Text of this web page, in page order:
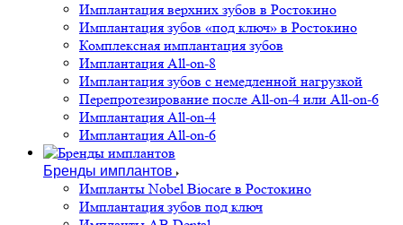
Имплантация верхних зубов в Ростокино
Имплантация зубов «под ключ» в Ростокино
Комплексная имплантация зубов
Имплантация All-on-8
Имплантация зубов с немедленной нагрузкой
Перепротезирование после All-on-4 или All-on-6
Имплантация All-on-4
Имплантация All-on-6
Бренды имплантов
Импланты Nobel Biocare в Ростокино
Имплантация зубов под ключ